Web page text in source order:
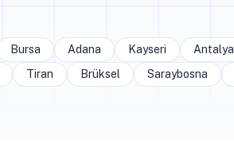
Bursa Adana Kayseri Antalya
Tiran Brüksel Saraybosna